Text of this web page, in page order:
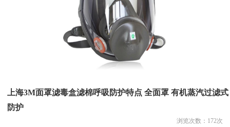
上海3M面罩滤毒盒滤棉呼吸防护特点 全面罩 有机蒸汽过滤式
防护
浏览次数： 172次